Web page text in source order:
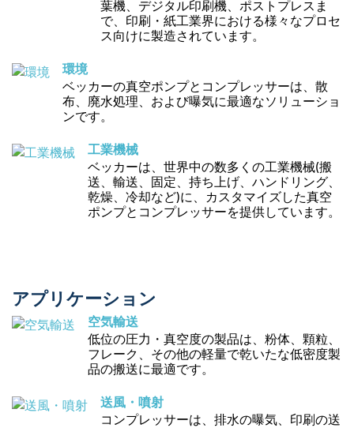
葉機、デジタル印刷機、ポストプレスま
で、印刷・紙工業界における様々なプロセ
ス向けに製造されています。
環境
ベッカーの真空ポンプとコンプレッサーは、散
布、廃水処理、および曝気に最適なソリューショ
ンです。
工業機械
ベッカーは、世界中の数多くの工業機械(搬
送、輸送、固定、持ち上げ、ハンドリング、
乾燥、冷却など)に、カスタマイズした真空
ポンプとコンプレッサーを提供しています。
アプリケーション
空気輸送
低位の圧力・真空度の製品は、粉体、顆粒、
フレーク、その他の軽量で乾いたな低密度製
品の搬送に最適です。
送風・噴射
コンプレッサーは、排水の曝気、印刷の送